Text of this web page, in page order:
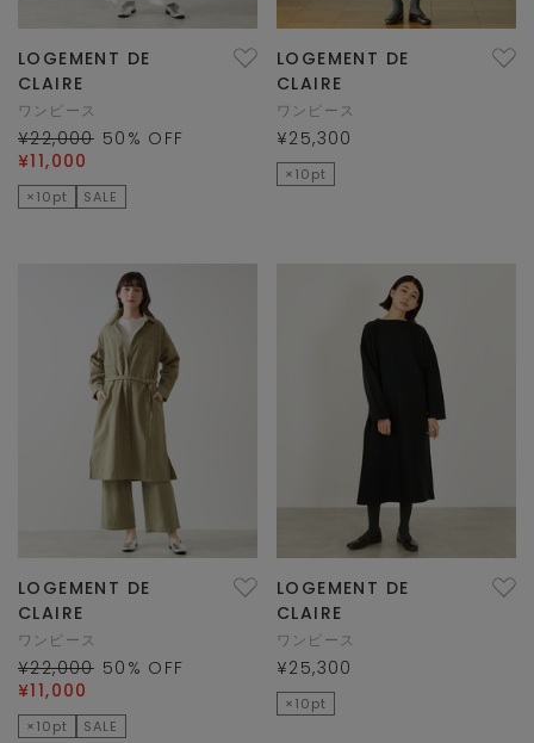
LOGEMENT DE
CLAIRE
ワンピース
¥22,000 50 % OFF
¥11,000
×10pt SALE
LOGEMENT DE
CLAIRE
ワンピース
¥25,300
×10pt
LOGEMENT DE
CLAIRE
ワンピース
¥22,000 50 % OFF
¥11,000
×10pt SALE
LOGEMENT DE
CLAIRE
ワンピース
¥25,300
×10pt